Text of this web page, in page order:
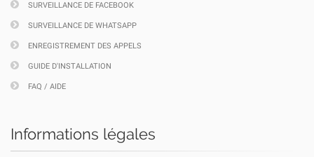
SURVEILLANCE DE FACEBOOK
SURVEILLANCE DE WHATSAPP
ENREGISTREMENT DES APPELS
GUIDE D'INSTALLATION
FAQ / AIDE
Informations légales